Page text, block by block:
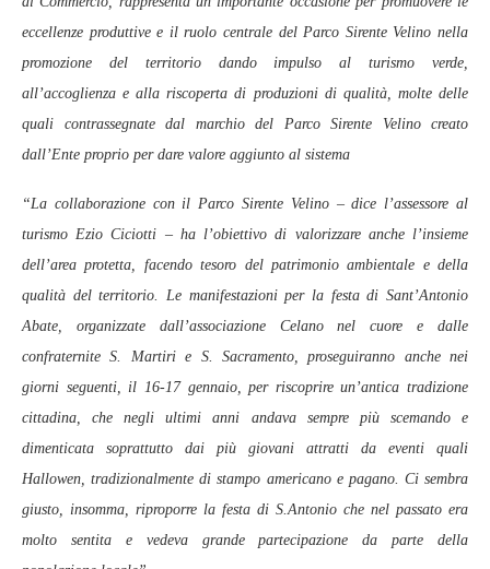
eccellenze produttive e il ruolo centrale del Parco Sirente Velino nella
promozione del territorio dando impulso al turismo verde,
all’accoglienza e alla riscoperta di produzioni di qualità, molte delle
quali contrassegnate dal marchio del Parco Sirente Velino creato
dall’Ente proprio per dare valore aggiunto al sistema
“La collaborazione con il Parco Sirente Velino – dice l’assessore al
turismo Ezio Ciciotti – ha l’obiettivo di valorizzare anche l’insieme
dell’area protetta, facendo tesoro del patrimonio ambientale e della
qualità del territorio. Le manifestazioni per la festa di Sant’Antonio
Abate, organizzate dall’associazione Celano nel cuore e dalle
confraternite S. Martiri e S. Sacramento, proseguiranno anche nei
giorni seguenti, il 16-17 gennaio, per riscoprire un’antica tradizione
cittadina, che negli ultimi anni andava sempre più scemando e
dimenticata soprattutto dai più giovani attratti da eventi quali
Hallowen, tradizionalmente di stampo americano e pagano. Ci sembra
giusto, insomma, riproporre la festa di S.Antonio che nel passato era
molto sentita e vedeva grande partecipazione da parte della